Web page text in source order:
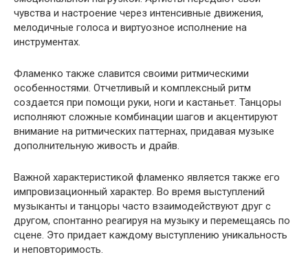
чувства и настроение через интенсивные движения,
мелодичные голоса и виртуозное исполнение на
инструментах.
Фламенко также славится своими ритмическими
особенностями. Отчетливый и комплексный ритм
создается при помощи руки, ноги и кастаньет. Танцоры
исполняют сложные комбинации шагов и акцентируют
внимание на ритмических паттернах, придавая музыке
дополнительную живость и драйв.
Важной характеристикой фламенко является также его
импровизационный характер. Во время выступлений
музыканты и танцоры часто взаимодействуют друг с
другом, спонтанно реагируя на музыку и перемещаясь по
сцене. Это придает каждому выступлению уникальность
и неповторимость.